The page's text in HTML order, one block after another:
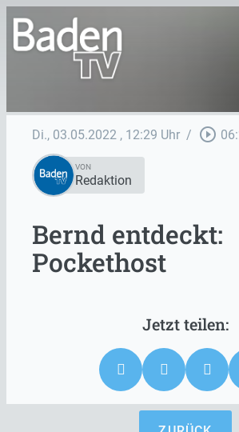
Di., 03.05.2022 , 12:29 Uhr / play_circle_outline
VON
Redaktion
Bernd entdeckt:
Pockethost